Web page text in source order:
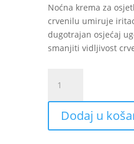
Noćna krema za
crvenilu umiruje
dugotrajan osjećaj
smanjiti vidljivost
Anti-
Redness
noćna
krema
Dodaj u